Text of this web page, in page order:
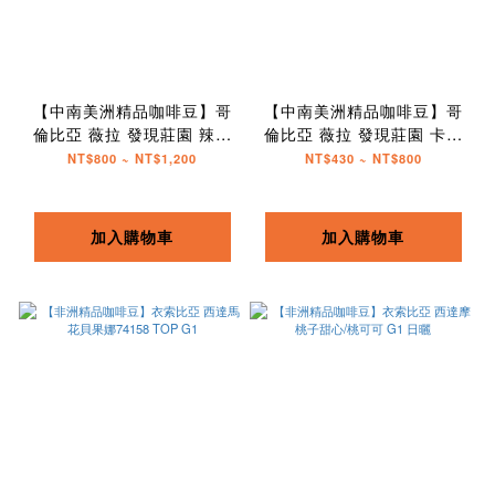
【中南美洲精品咖啡豆】哥
倫比亞 薇拉 發現莊園 辣椒
波旁
NT$800 ~ NT$1,200
加入購物車
【中南美洲精品咖啡豆】哥
倫比亞 薇拉 發現莊園 卡杜
拉
NT$430 ~ NT$800
加入購物車